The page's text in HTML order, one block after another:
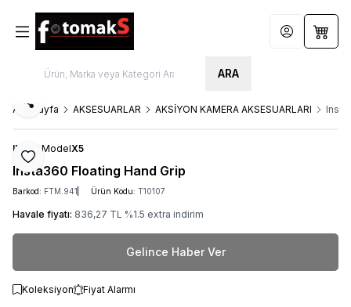
ARA
Hesabım
Ana Sayfa AKSESUARLAR AKSİYON KAMERA AKSESUARLARI
Favoriye Ekle
Paylaş
INSTA ModelX5
Insta360 Floating Hand Grip
Barkod: FTM.941 Ürün Kodu: T10107
Havale fiyatı: 836,27 TL %1.5 extra indirim
Gelince Haber Ver
Koleksiyon Fiyat Alarmı